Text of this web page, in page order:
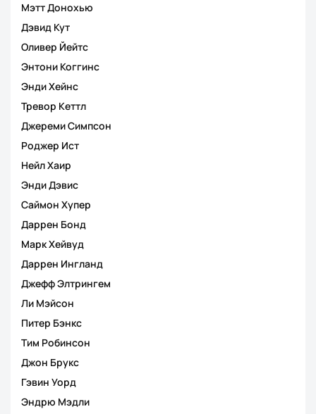
Мэтт Донохью
Дэвид Кут
Оливер Йейтс
Энтони Коггинс
Энди Хейнс
Тревор Кеттл
Джереми Симпсон
Роджер Ист
Нейл Хаир
Энди Дэвис
Саймон Хупер
Даррен Бонд
Марк Хейвуд
Даррен Ингланд
Джефф Элтрингем
Ли Мэйсон
Питер Бэнкс
Тим Робинсон
Джон Брукс
Гэвин Уорд
Эндрю Мэдли